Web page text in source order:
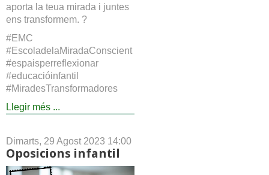
aporta la teua mirada i juntes
ens transformem. ?
#EMC
#EscoladelaMiradaConscient
#espaisperreflexionar
#educacióinfantil
#MiradesTransformadores
Llegir més ...
Dimarts, 29 Agost 2023 14:00
Oposicions infantil